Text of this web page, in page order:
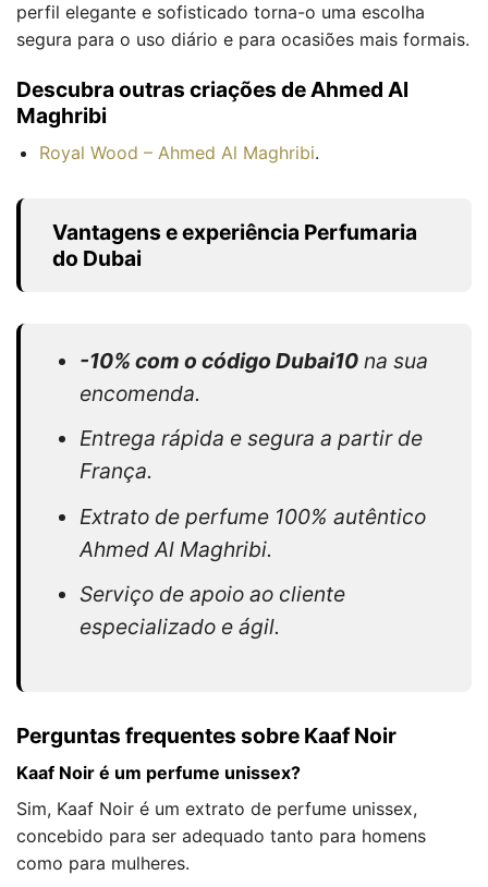
perfil elegante e sofisticado torna-o uma escolha
segura para o uso diário e para ocasiões mais formais.
Descubra outras criações de Ahmed Al
Maghribi
Royal Wood – Ahmed Al Maghribi.
Vantagens e experiência Perfumaria
do Dubai
-10% com o código Dubai10na sua
encomenda.
Entrega rápida e segura a partir de
França.
Extrato de perfume 100% autêntico
Ahmed Al Maghribi.
Serviço de apoio ao cliente
especializado e ágil.
Perguntas frequentes sobre Kaaf Noir
Kaaf Noir é um perfume unissex?
Sim, Kaaf Noir é um extrato de perfume unissex,
concebido para ser adequado tanto para homens
como para mulheres.